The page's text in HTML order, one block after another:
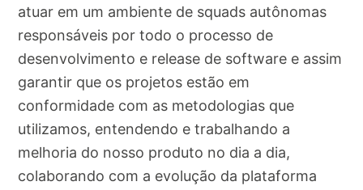
atuar em um ambiente de squads autônomas
responsáveis por todo o processo de
desenvolvimento e release de software e assim
garantir que os projetos estão em
conformidade com as metodologias que
utilizamos, entendendo e trabalhando a
melhoria do nosso produto no dia a dia,
colaborando com a evolução da plataforma